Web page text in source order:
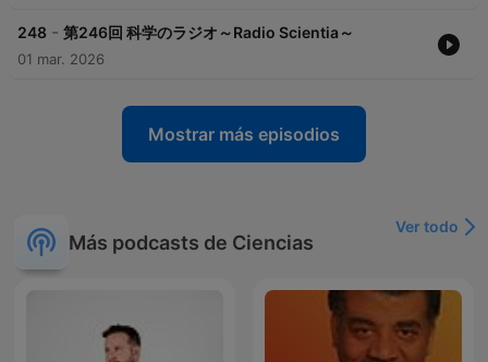
248 - 第246回 科学のラジオ～Radio Scientia～
01 mar. 2026
Mostrar más episodios
Más podcasts de Ciencias
Ver todo